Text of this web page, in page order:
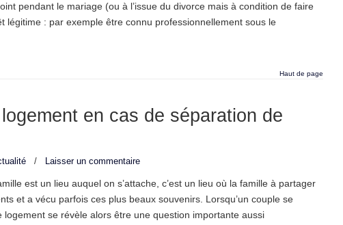
pendant le mariage (ou à l’issue du divorce mais à condition de faire
légitime : par exemple être connu professionnellement sous le
Haut de page
en cas de séparation de
/ Laisser un commentaire
est un lieu auquel on s’attache, c’est un lieu où la famille à partager
et a vécu parfois ces plus beaux souvenirs. Lorsqu’un couple se
logement se révèle alors être une question importante aussi